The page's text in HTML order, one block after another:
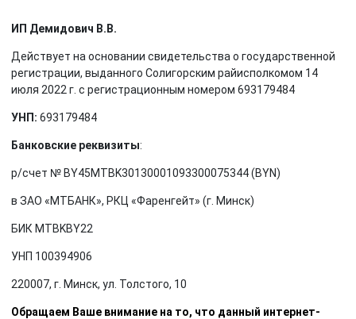
ИП Демидович В.В.
Действует на основании свидетельства о государственной
регистрации, выданного Солигорским райисполкомом 14
июля 2022 г. с регистрационным номером 693179484
УНП: 693179484
Банковские реквизиты:
р/счет № BY45MTBK30130001093300075344 (BYN)
в ЗАО «МТБАНК», РКЦ «Фаренгейт» (г. Минск)
БИК MTBKBY22
УНП 100394906
220007, г. Минск, ул. Толстого, 10
Обращаем Ваше внимание на то, что данный интернет-